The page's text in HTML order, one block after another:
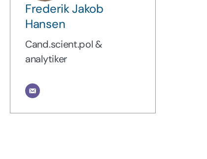
Frederik Jakob
Hansen
Cand.scient.pol &
analytiker